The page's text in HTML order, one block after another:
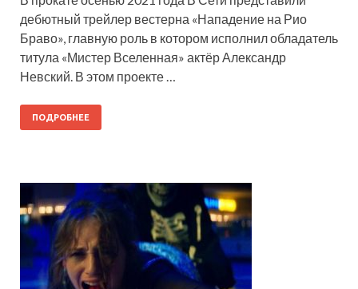
дебютный трейлер вестерна «Нападение на Рио
Браво», главную роль в котором исполнил обладатель
титула «Мистер Вселенная» актёр Александр
Невский. В этом проекте …
ПОДРОБНЕЕ